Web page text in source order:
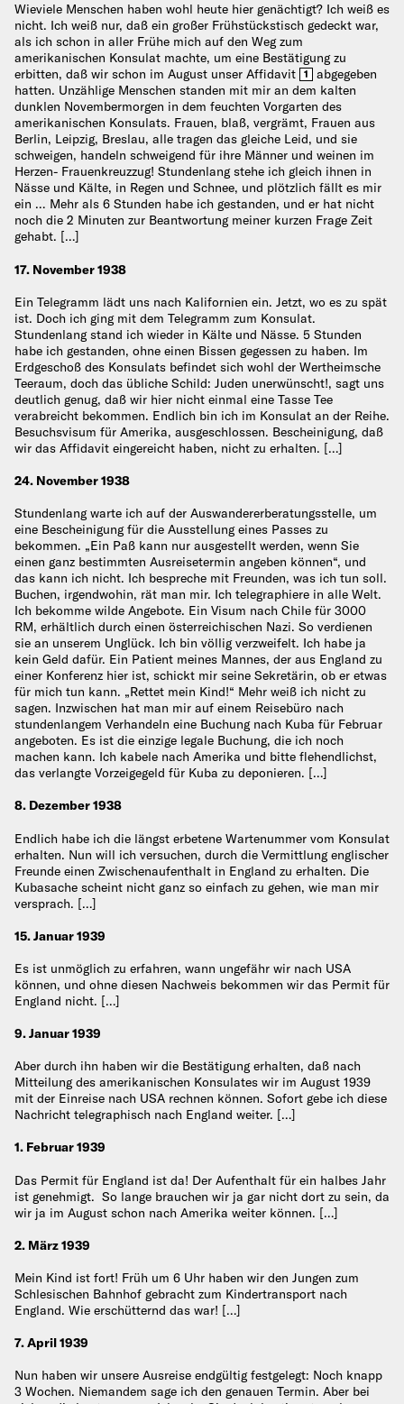
Wieviele Menschen haben wohl heute hier genächtigt? Ich weiß es
nicht. Ich weiß nur, daß ein großer Frühstückstisch gedeckt war,
als ich schon in aller Frühe mich auf den Weg zum
amerikanischen Konsulat machte, um eine Bestätigung zu
erbitten, daß wir schon im August unser Affidavit
1
abgegeben
hatten. Unzählige Menschen standen mit mir an dem kalten
dunklen Novembermorgen in dem feuchten Vorgarten des
amerikanischen Konsulats. Frauen, blaß, vergrämt, Frauen aus
Berlin, Leipzig, Breslau, alle tragen das gleiche Leid, und sie
schweigen, handeln schweigend für ihre Männer und weinen im
Herzen- Frauenkreuzzug! Stundenlang stehe ich gleich ihnen in
Nässe und Kälte, in Regen und Schnee, und plötzlich fällt es mir
ein … Mehr als 6 Stunden habe ich gestanden, und er hat nicht
noch die 2 Minuten zur Beantwortung meiner kurzen Frage Zeit
gehabt. […]
17. November 1938
Ein Telegramm lädt uns nach Kalifornien ein. Jetzt, wo es zu spät
ist. Doch ich ging mit dem Telegramm zum Konsulat.
Stundenlang stand ich wieder in Kälte und Nässe. 5 Stunden
habe ich gestanden, ohne einen Bissen gegessen zu haben. Im
Erdgeschoß des Konsulats befindet sich wohl der Wertheimsche
Teeraum, doch das übliche Schild: Juden unerwünscht!, sagt uns
deutlich genug, daß wir hier nicht einmal eine Tasse Tee
verabreicht bekommen. Endlich bin ich im Konsulat an der Reihe.
Besuchsvisum für Amerika, ausgeschlossen. Bescheinigung, daß
wir das Affidavit eingereicht haben, nicht zu erhalten. […]
24. November 1938
Stundenlang warte ich auf der Auswandererberatungsstelle, um
eine Bescheinigung für die Ausstellung eines Passes zu
bekommen. „Ein Paß kann nur ausgestellt werden, wenn Sie
einen ganz bestimmten Ausreisetermin angeben können“, und
das kann ich nicht. Ich bespreche mit Freunden, was ich tun soll.
Buchen, irgendwohin, rät man mir. Ich telegraphiere in alle Welt.
Ich bekomme wilde Angebote. Ein Visum nach Chile für 3000
RM, erhältlich durch einen österreichischen Nazi. So verdienen
sie an unserem Unglück. Ich bin völlig verzweifelt. Ich habe ja
kein Geld dafür. Ein Patient meines Mannes, der aus England zu
einer Konferenz hier ist, schickt mir seine Sekretärin, ob er etwas
für mich tun kann. „Rettet mein Kind!“ Mehr weiß ich nicht zu
sagen. Inzwischen hat man mir auf einem Reisebüro nach
stundenlangem Verhandeln eine Buchung nach Kuba für Februar
angeboten. Es ist die einzige legale Buchung, die ich noch
machen kann. Ich kabele nach Amerika und bitte flehendlichst,
das verlangte Vorzeigegeld für Kuba zu deponieren. […]
8. Dezember 1938
Endlich habe ich die längst erbetene Wartenummer vom Konsulat
erhalten. Nun will ich versuchen, durch die Vermittlung englischer
Freunde einen Zwischenaufenthalt in England zu erhalten. Die
Kubasache scheint nicht ganz so einfach zu gehen, wie man mir
versprach. […]
15. Januar 1939
Es ist unmöglich zu erfahren, wann ungefähr wir nach USA
können, und ohne diesen Nachweis bekommen wir das Permit für
England nicht. […]
9. Januar 1939
Aber durch ihn haben wir die Bestätigung erhalten, daß nach
Mitteilung des amerikanischen Konsulates wir im August 1939
mit der Einreise nach USA rechnen können. Sofort gebe ich diese
Nachricht telegraphisch nach England weiter. […]
1. Februar 1939
Das Permit für England ist da! Der Aufenthalt für ein halbes Jahr
ist genehmigt. So lange brauchen wir ja gar nicht dort zu sein, da
wir ja im August schon nach Amerika weiter können. […]
2. März 1939
Mein Kind ist fort! Früh um 6 Uhr haben wir den Jungen zum
Schlesischen Bahnhof gebracht zum Kindertransport nach
England. Wie erschütternd das war! […]
7. April 1939
Nun haben wir unsere Ausreise endgültig festgelegt: Noch knapp
3 Wochen. Niemandem sage ich den genauen Termin. Aber bei